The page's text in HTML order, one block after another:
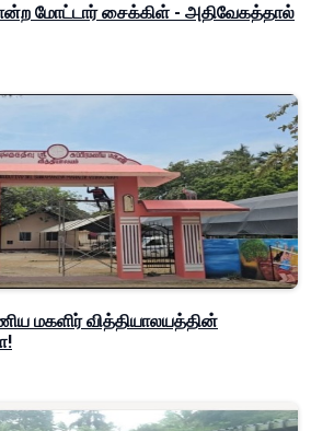
மோட்டார் சைக்கிள் - அதிவேகத்தால்
மகளிர் வித்தியாலயத்தின்